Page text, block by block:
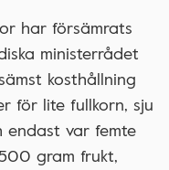
har försämrats
ministerrådet
kosthållning
för lite fullkorn, sju
var femte
gram frukt,